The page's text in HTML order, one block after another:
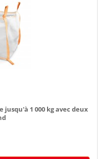
1 000 kg avec deux